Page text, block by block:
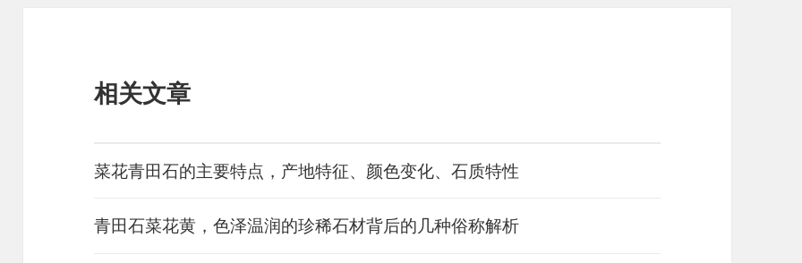
相关文章
菜花青田石的主要特点，产地特征、颜色变化、石质特性
青田石菜花黄，色泽温润的珍稀石材背后的几种俗称解析